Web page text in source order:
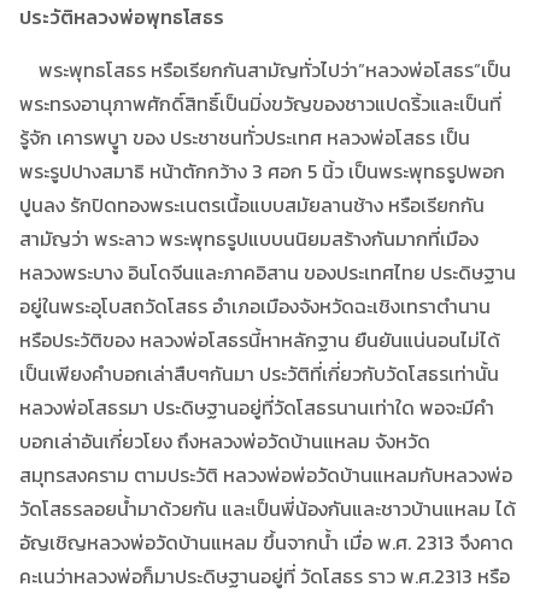
ประวัติหลวงพ่อพุทธโสธร
พระพุทธโสธร หรือเรียกกันสามัญทั่วไปว่า”หลวงพ่อโสธร”เป็น
พระทรงอานุภาพศักดิ์สิทธิ์เป็นมิ่งขวัญของชาวแปดริ้วและเป็นที่
รู้จัก เคารพบููา ของ ประชาชนทั่วประเทศ หลวงพ่อโสธร เป็น
พระรูปปางสมาธิ หน้าตักกว้าง 3 ศอก 5 นิ้ว เป็นพระพุทธรูปพอก
ปูนลง รักปิดทองพระเนตรเนื้อแบบสมัยลานช้าง หรือเรียกกัน
สามัญว่า พระลาว พระพุทธรูปแบบนนิยมสร้างกันมากที่เมือง
หลวงพระบาง อินโดจีนและภาคอิสาน ของประเทศไทย ประดิษฐาน
อยู่ในพระอุโบสถวัดโสธร อำเภอเมืองจังหวัดฉะเชิงเทราตำนาน
หรือประวัติของ หลวงพ่อโสธรนี้หาหลักฐาน ยืนยันแน่นอนไม่ได้
เป็นเพียงคำบอกเล่าสืบๆกันมา ประวัติที่เกี่ยวกับวัดโสธรเท่านั้น
หลวงพ่อโสธรมา ประดิษฐานอยู่ที่วัดโสธรนานเท่าใด พอจะมีคำ
บอกเล่าอันเกี่ยวโยง ถึงหลวงพ่อวัดบ้านแหลม จังหวัด
สมุทรสงคราม ตามประวัติ หลวงพ่อพ่อวัดบ้านแหลมกับหลวงพ่อ
วัดโสธรลอยน้ำมาด้วยกัน และเป็นพี่น้องกันและชาวบ้านแหลม ได้
อัญเชิญหลวงพ่อวัดบ้านแหลม ขึ้นจากน้ำ เมื่อ พ.ศ. 2313 จึงคาด
คะเนว่าหลวงพ่อก็มาประดิษฐานอยู่ที่ วัดโสธร ราว พ.ศ.2313 หรือ